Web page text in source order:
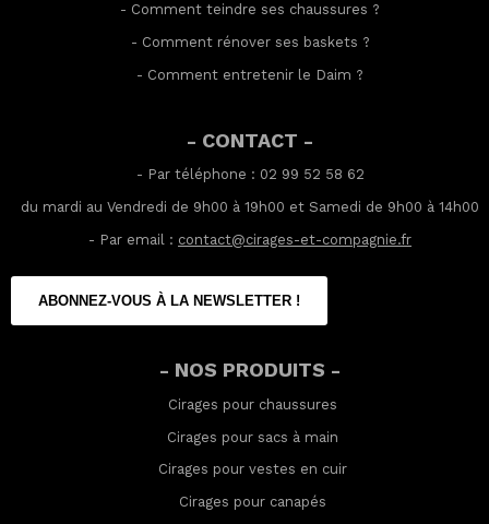
- Comment teindre ses chaussures ?
- Comment rénover ses baskets ?
- Comment entretenir le Daim ?
- CONTACT -
- Par téléphone : 02 99 52 58 62
du mardi au Vendredi de 9h00 à 19h00 et Samedi de 9h00 à 14h00
- Par email : contact@cirages-et-compagnie.fr
ABONNEZ-VOUS À LA NEWSLETTER !
- NOS PRODUITS -
Cirages pour chaussures
Cirages pour sacs à main
Cirages pour vestes en cuir
Cirages pour canapés